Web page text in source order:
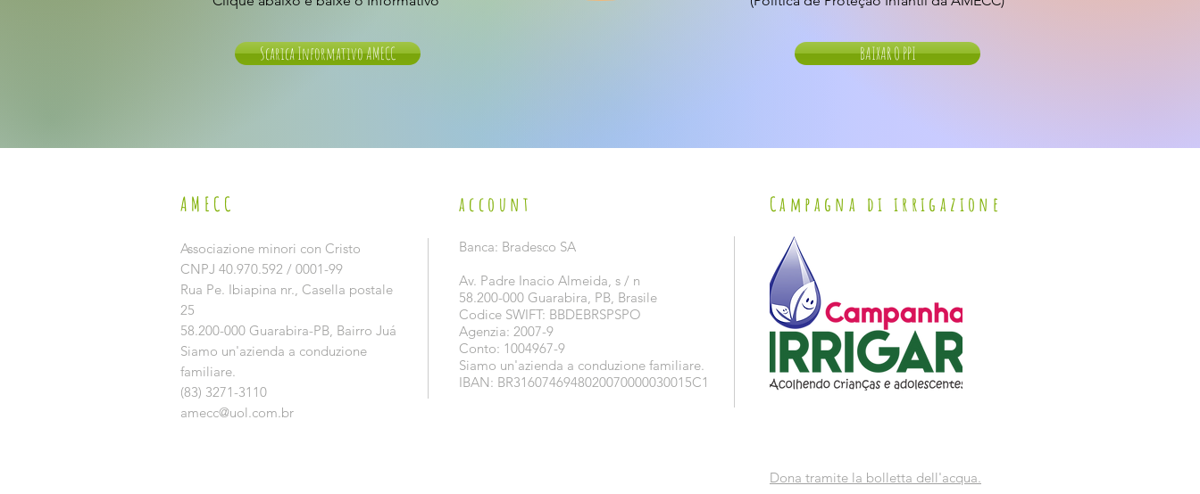
Scarica Informativo AMECC BAIXAR O PPI
AMECC
Associazione minori con Cristo
CNPJ 40.970.592 / 0001-99
Rua Pe. Ibiapina nr., Casella postale
25
58.200-000 Guarabira-PB, Bairro Juá
Siamo un'azienda a conduzione
familiare.
(83) 3271-3110
amecc@uol.com.br
account
Banca: Bradesco SA
Av. Padre Inacio Almeida, s / n
58.200-000 Guarabira, PB, Brasile
Codice SWIFT: BBDEBRSPSPO
Agenzia: 2007-9
Conto: 1004967-9
Siamo un'azienda a conduzione familiare.
IBAN: BR3160746948020070000030015C1
Campagna di irrigazione
Dona tramite la bolletta dell'acqua.